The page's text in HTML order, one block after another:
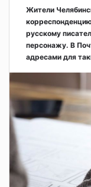
Жители
русскому
персонажу. В
адресами для